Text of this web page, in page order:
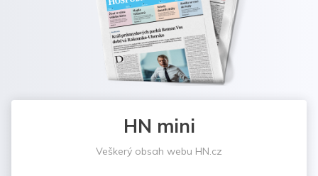
HN mini
Veškerý obsah webu HN.cz